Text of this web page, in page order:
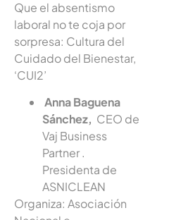
Que el absentismo
laboral no te coja por
sorpresa: Cultura del
Cuidado del Bienestar,
‘CUI2’
Anna Baguena
Sánchez, CEO de
Vaj Business
Partner .
Presidenta de
ASNICLEAN
Organiza: Asociación